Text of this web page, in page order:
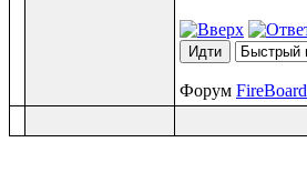
Форум FireBoard